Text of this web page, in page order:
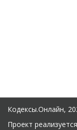
Кодексы.Онлайн,
Проект